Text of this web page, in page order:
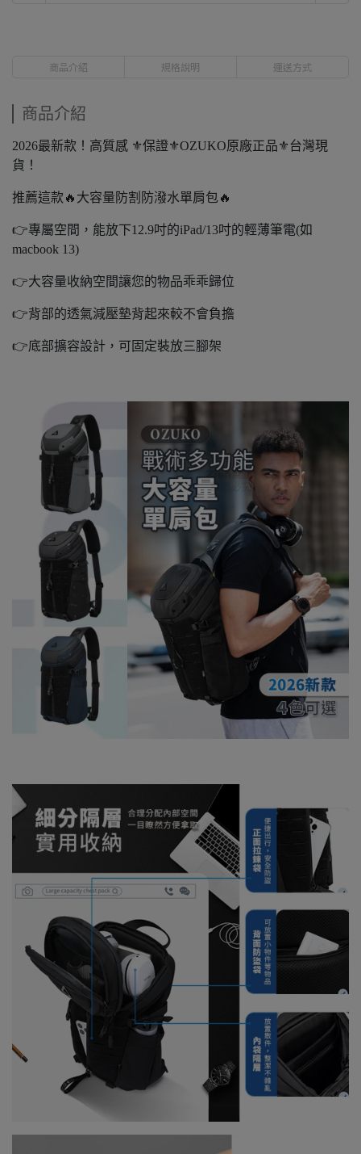
商品介紹 規格說明 運送方式
商品介紹
2026最新款！高質感 ⚜保證⚜OZUKO原廠正品⚜台灣現
貨！
推薦這款🔥大容量防割防潑水單肩包🔥
👉專屬空間，能放下12.9吋的iPad/13吋的輕薄筆電(如
macbook 13)
👉大容量收納空間讓您的物品乖乖歸位
👉背部的透氣減壓墊背起來較不會負擔
👉底部擴容設計，可固定裝放三腳架